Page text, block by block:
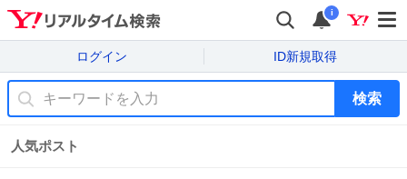
i
ログイン ID新規取得
検索
人気ポスト